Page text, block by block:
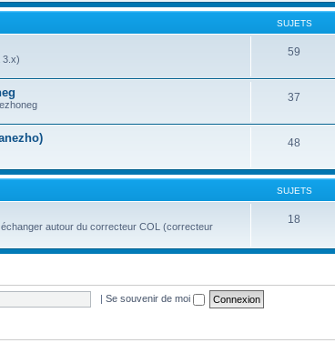
SUJETS
3.x)
59
37
48
SUJETS
autour du correcteur COL (correcteur
18
| Se souvenir de moi